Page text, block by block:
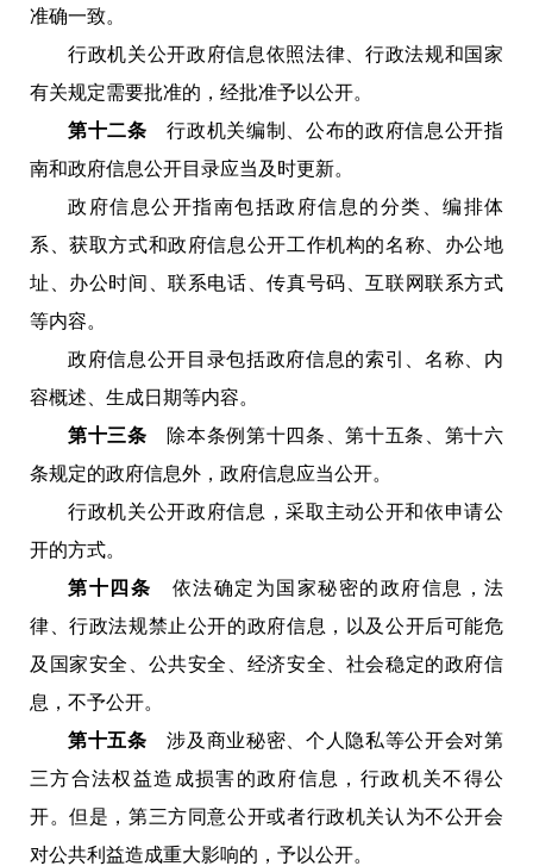
准确一致。
行政机关公开政府信息依照法律、行政法规和国家
有关规定需要批准的，经批准予以公开。
第十二条行政机关编制、公布的政府信息公开指
南和政府信息公开目录应当及时更新。
政府信息公开指南包括政府信息的分类、编排体
系、获取方式和政府信息公开工作机构的名称、办公地
址、办公时间、联系电话、传真号码、互联网联系方式
等内容。
政府信息公开目录包括政府信息的索引、名称、内
容概述、生成日期等内容。
第十三条
除本条例第十四条、第十五条、第十六
条规定的政府信息外，政府信息应当公开。
行政机关公开政府信息，采取主动公开和依申请公
开的方式。
第十四条
依法确定为国家秘密的政府信息，法
律、行政法规禁止公开的政府信息，以及公开后可能危
及国家安全、公共安全、经济安全、社会稳定的政府信
息，不予公开。
第十五条
涉及商业秘密、个人隐私等公开会对第
三方合法权益造成损害的政府信息，行政机关不得公
开。但是，第三方同意公开或者行政机关认为不公开会
对公共利益造成重大影响的，予以公开。